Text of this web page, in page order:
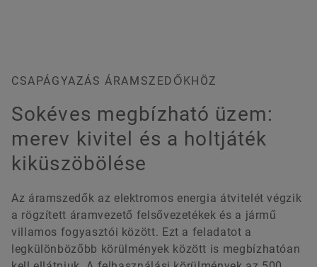
CSAPÁGYAZÁS ÁRAMSZEDŐKHÖZ
Sokéves megbízható üzem:
merev kivitel és a holtjáték
kiküszöbölése
Az áramszedők az elektromos energia átvitelét végzik
a rögzített áramvezető felsővezetékek és a jármű
villamos fogyasztói között. Ezt a feladatot a
legkülönbözőbb körülmények között is megbízhatóan